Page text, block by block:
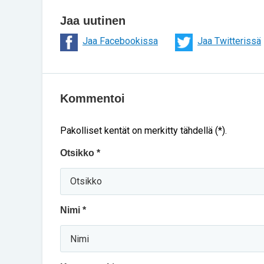
Jaa uutinen
Jaa Facebookissa Jaa Twitterissä
Kommentoi
Pakolliset kentät on merkitty tähdellä (*).
Otsikko *
Nimi *